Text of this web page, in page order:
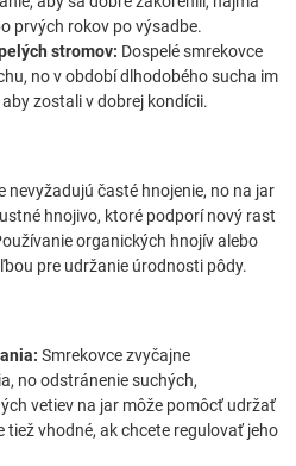
prvých rokov po výsadbe.
stromov: Dospelé smrekovce
no v období dlhodobého sucha im
zostali v dobrej kondícii.
nevyžadujú časté hnojenie, no na jar
hnojivo, ktoré podporí nový rast
organických hnojív alebo
pre udržanie úrodnosti pôdy.
Smrekovce zvyčajne
no odstránenie suchých,
vetiev na jar môže pomôcť udržať
tiež vhodné, ak chcete regulovať jeho